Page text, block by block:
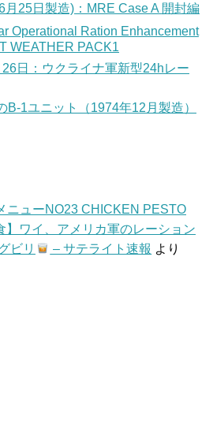
月25日製造)：MRE Case A 開封編
Operational Ration Enhancement
WEATHER PACK1
日：ウクライナ軍新型24hレー
B-1ユニット（1974年12月製造）
ニューNO23 CHICKEN PESTO
】ワイ、アメリカ軍のレーション
ビリ
– サテライト速報 より